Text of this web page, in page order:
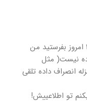
صنعتی شیراز گفته مدارک رو تاساعت ۱۲ امروز بفرستید من
نیست( مثل
انصراف داده تلقی
تو اطلاعییش!